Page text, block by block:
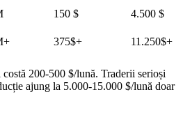
150 $
4.500 $
375$+ 11.250$+
200-500 $/lună. Traderii serioși
ajung la 5.000-15.000 $/lună doar